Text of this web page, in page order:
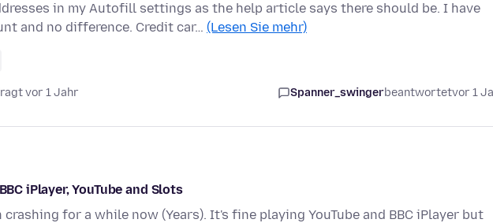
in my Autofill settings as the help article says there should be. I have
and no difference. Credit car… (Lesen Sie mehr)
vor 1 Jahr Spanner_swingerbeantwortetvor 1
iPlayer, YouTube and Slots
for a while now (Years). It's fine playing YouTube and BBC iPlayer but